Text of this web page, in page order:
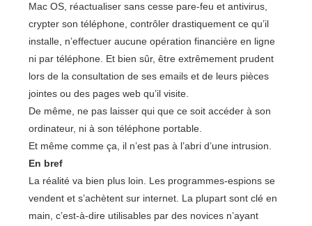
Mac OS, réactualiser sans cesse pare-feu et antivirus,
crypter son téléphone, contrôler drastiquement ce qu’il
installe, n’effectuer aucune opération financière en ligne
ni par téléphone. Et bien sûr, être extrêmement prudent
lors de la consultation de ses emails et de leurs pièces
jointes ou des pages web qu’il visite.
De même, ne pas laisser qui que ce soit accéder à son
ordinateur, ni à son téléphone portable.
Et même comme ça, il n’est pas à l’abri d’une intrusion.
En bref
La réalité va bien plus loin. Les programmes-espions se
vendent et s’achètent sur internet. La plupart sont clé en
main, c’est-à-dire utilisables par des novices n’ayant